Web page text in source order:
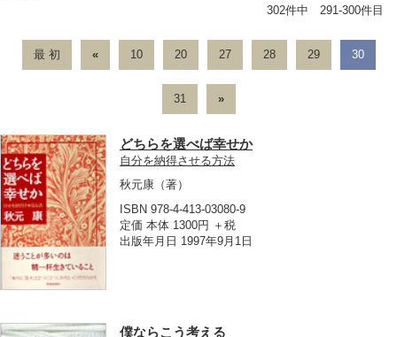
302件中 291-300件目
最 初 « 10 20 27 28 29 30
31 »
どちらを選べば幸せか
自分を納得させる方法
秋元康 （著）
ISBN 978-4-413-03080-9
定価 本体 1300円 ＋税
出版年月日 1997年9月1日
僕ならこう考える